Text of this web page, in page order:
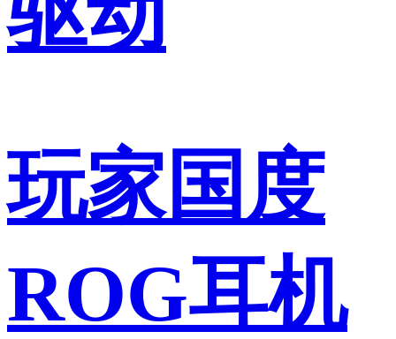
玩家国度
ROG耳机